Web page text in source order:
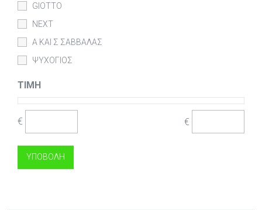
GIOTTO
NEXT
Α ΚΑΙ Σ ΣΑΒΒΑΛΑΣ
ΨΥΧΟΓΙΟΣ
ΤΙΜΉ
€ €